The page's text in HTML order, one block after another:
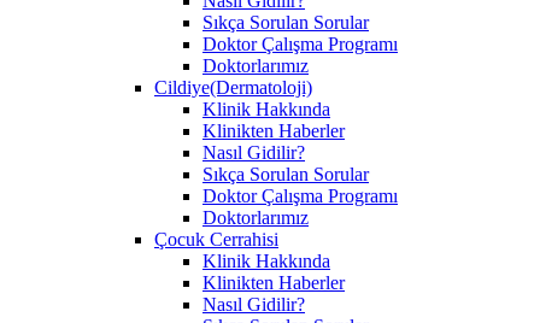
Sıkça Sorulan Sorular
Doktor Çalışma Programı
Doktorlarımız
Cildiye(Dermatoloji)
Klinik Hakkında
Klinikten Haberler
Nasıl Gidilir?
Sıkça Sorulan Sorular
Doktor Çalışma Programı
Doktorlarımız
Çocuk Cerrahisi
Klinik Hakkında
Klinikten Haberler
Nasıl Gidilir?